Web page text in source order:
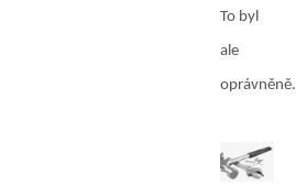
To byl
ale
oprávněně.